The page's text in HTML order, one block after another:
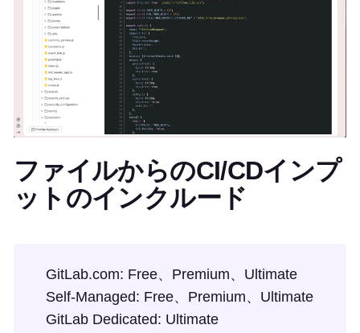
ファイルからのCI/CDインプ
ットのインクルード
GitLab.com: Free、Premium、Ultimate
Self-Managed: Free、Premium、Ultimate
GitLab Dedicated: Ultimate